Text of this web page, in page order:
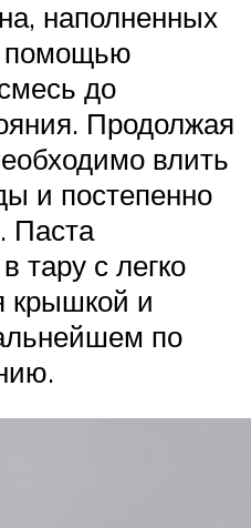
наполненных
помощью
до
Продолжая
влить
и постепенно
Паста
тару с легко
крышкой и
по